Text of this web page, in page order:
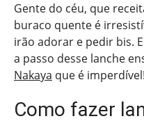
Gente do céu, que
buraco quente é
irão adorar e pedir bis.
a passo desse lanche
Nakaya que é imperdível!
Como fazer